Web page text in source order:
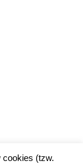
cookies (tzw.